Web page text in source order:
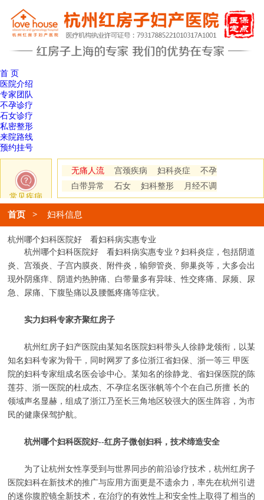
首 页
医院介绍
专家团队
不孕诊疗
石女诊疗
私密整形
来院路线
预约挂号
常见疾病
无痛人流 宫颈疾病 妇科炎症
不孕
白带异常
石女 妇科整形 月经不调
首页> 妇科信息
杭州哪个妇科医院好 看妇科病实惠专业
杭州哪个妇科医院好 看妇科病实惠专业？妇科炎症，包括阴道
炎、宫颈炎、子宫内膜炎、附件炎，输卵管炎、卵巢炎等，大多会出
现外阴瘙痒、阴道灼热肿痛、白带量多有异味、性交疼痛、尿频、尿
急、尿痛、下腹坠痛以及腰骶疼痛等症状。
实力妇科专家齐聚红房子
杭州红房子妇产医院由某知名医院妇科带头人徐静龙领衔，以某
知名妇科专家为骨干，同时网罗了多位浙江省妇保、浙一等三 甲医
院的妇科专家组成名医会诊中心。某知名的徐静龙、省妇保医院的陈
莲芬、浙一医院的杜成杰、不孕症名医张帆等个个在自己所擅 长的
领域声名显赫，组成了浙江乃至长三角地区较强大的医生阵容，为市
民的健康保驾护航。
杭州哪个妇科医院好--红房子微创妇科，技术缔造安全
为了让杭州女性享受到与世界同步的前沿诊疗技术，杭州红房子
医院妇科在新技术的推广与应用方面更是不遗余力，率先在杭州引进
的迷你腹腔镜全新技术，在治疗的有效性上和安全性上取得了相当的